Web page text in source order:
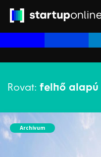
Rovat: felhő
Archívum